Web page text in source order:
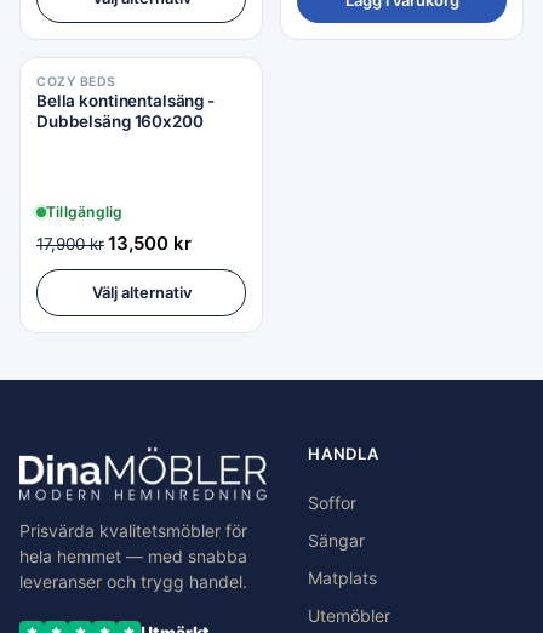
COZY BEDS
Bella kontinentalsäng -
Dubbelsäng 160x200
Tillgänglig
17,900kr13,500 kr
Välj alternativ
Prisvärda kvalitetsmöbler för
hela hemmet — med snabba
leveranser och trygg handel.
HANDLA
Soffor
Sängar
Matplats
Utemöbler